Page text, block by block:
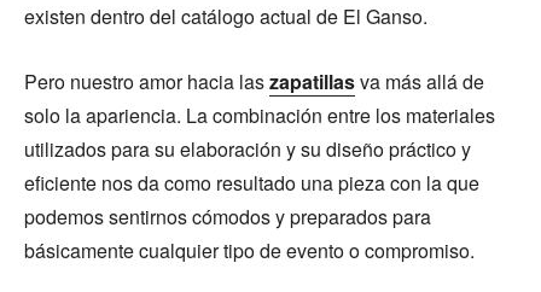
existen dentro del catálogo actual de El Ganso.
Pero nuestro amor hacia laszapatillasva más allá de
solo la apariencia. La combinación entre los materiales
utilizados para su elaboración y su diseño práctico y
eficiente nos da como resultado una pieza con la que
podemos sentirnos cómodos y preparados para
básicamente cualquier tipo de evento o compromiso.